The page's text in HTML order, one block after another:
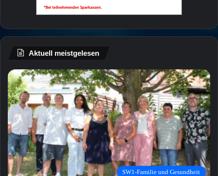
Aktuell meistgelesen
SW1-Familie und Gesundheit